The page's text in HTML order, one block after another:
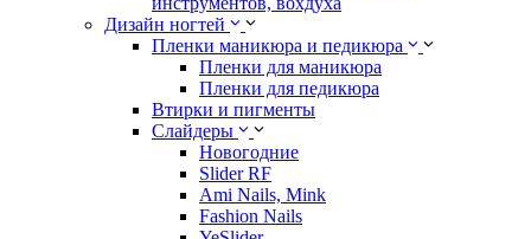
Дизайн ногтей
Пленки маникюра и педикюра
Пленки для маникюра
Пленки для педикюра
Втирки и пигменты
Слайдеры
Новогодние
Slider RF
Ami Nails, Mink
Fashion Nails